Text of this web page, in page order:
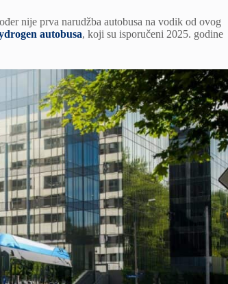
nije prva narudžba autobusa na vodik od ovog
autobusa, koji su isporučeni 2025. godine